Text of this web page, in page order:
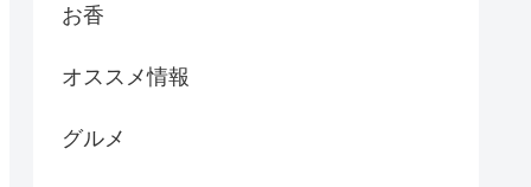
お香
オススメ情報
グルメ